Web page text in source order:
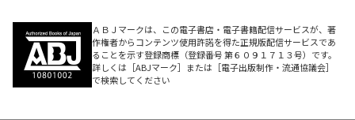
ＡＢＪマークは、この電子書店・電子書籍配信サービスが、著
作権者からコンテンツ使用許諾を得た正規版配信サービスであ
ることを示す登録商標（登録番号 第６０９１７１３号）です。
詳しくは［ABJマーク］または［電子出版制作・流通協議会］
で検索してください